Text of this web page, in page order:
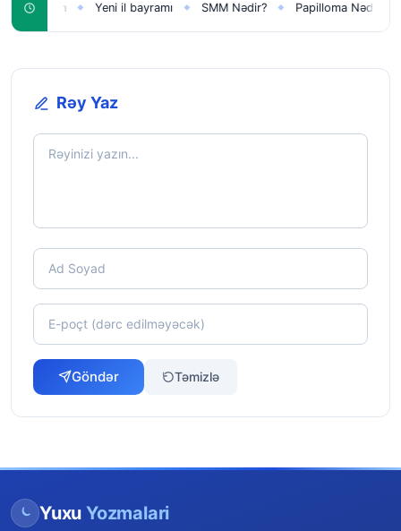
üçün ◆ Yeni il bayramı ◆ SMM Nədir? ◆ Papilloma Nədir?
Rəy Yaz
Göndər Təmizlə
Yuxu Yozmalari